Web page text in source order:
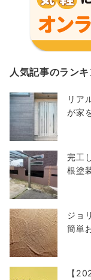
人気記事のラン
リア
が家
完工
根塗
ジョ
簡単
【